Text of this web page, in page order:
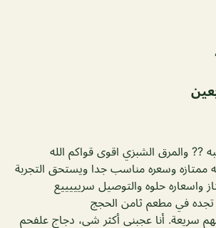
?? والمرق الشبزي اقوى قواكم الله
ممتازه وسعره مناسب جدا ويستحق التجربة
واسعاره حلوه والتوصيل سريييييع
في مطعم ثامن الحجج
سريعة. أنا عجبني أكثر شي، دجاج علفحم